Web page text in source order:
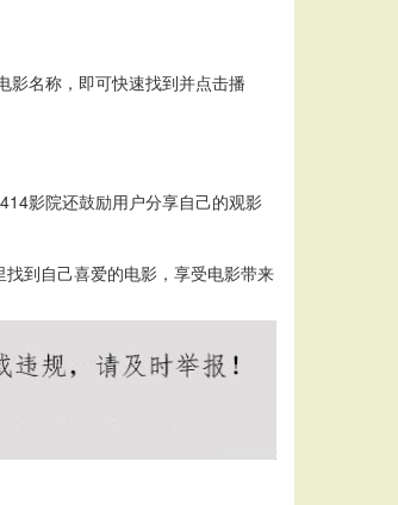
影名称，即可快速找到并点击播
影院还鼓励用户分享自己的观影
到自己喜爱的电影，享受电影带来